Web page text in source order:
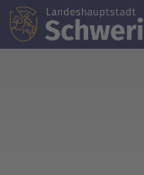
Sie sind hier: Wasser